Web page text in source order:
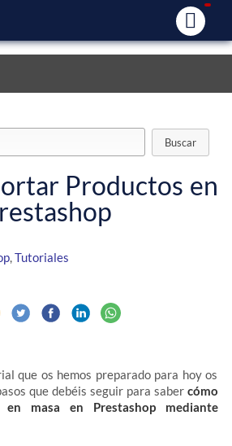
Productos en
,Tutoriales
que os hemos preparado para hoy os
que debéis seguir para saber cómo
en masa en
Prestashop
mediante